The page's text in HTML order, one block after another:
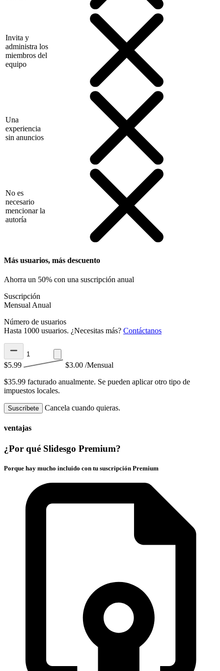
Invita y
administra los
miembros del
equipo
Una
experiencia
sin anuncios
No es
necesario
mencionar la
autoría
Más usuarios, más descuento
Ahorra un 50% con una suscripción anual
Suscripción
Mensual Anual
Número de usuarios
Hasta 1000 usuarios. ¿Necesitas más? Contáctanos
$5.99 $3.00 /Mensual
$35.99 facturado anualmente. Se pueden aplicar otro tipo de
impuestos locales.
Suscríbete Cancela cuando quieras.
ventajas
¿Por qué Slidesgo Premium?
Porque hay mucho incluido con tu suscripción Premium